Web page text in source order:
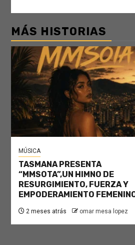
MÁS HISTORIAS
MÚSICA
TASMANA PRESENTA
“MMSOTA”,UN HIMNO DE
RESURGIMIENTO, FUERZA Y
EMPODERAMIENTO
2 meses atrás omar mesa lopez